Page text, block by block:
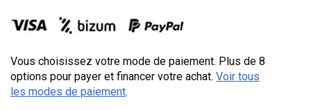
Vous choisissez votre mode de paiement. Plus de 8
options pour payer et financer votre achat. Voir tous
les modes de paiement.